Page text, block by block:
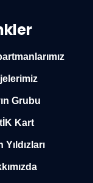
Grubu
Kart
Yıldızları